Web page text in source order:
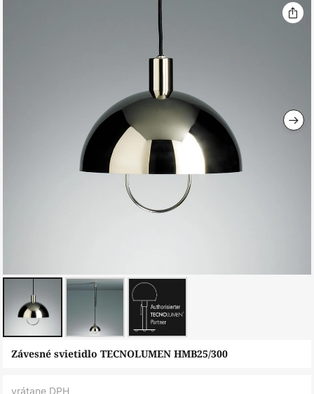
Preskočiť
Závesné svietidlo TECNOLUMEN HMB25/300
vrátane DPH